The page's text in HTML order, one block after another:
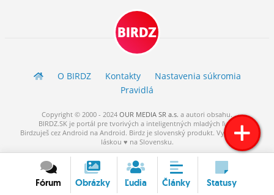
BIRDZ
O BIRDZ Kontakty
Nastavenia súkromia
Pravidlá
Copyright © 2000 - 2024 OUR MEDIA SR a.s. a autori obsahu.
BIRDZ.SK je portál pre tvorivých a inteligentných mladých ľudí.
Birdzuješ cez Android na Android. Birdz je slovenský produkt. Vytvorené s
láskou ♥ na Slovensku.
Fórum Obrázky Ľudia Články Statusy